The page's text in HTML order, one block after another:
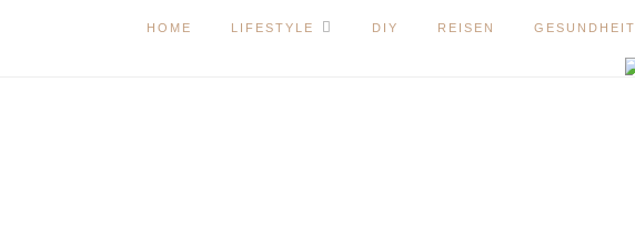
HOME LIFESTYLE DIY REISEN GESUNDHEIT